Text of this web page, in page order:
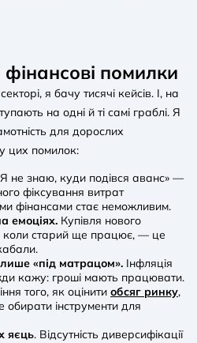
помилки
я бачу тисячі кейсів. І, на
на одні й ті самі граблі. Я
для дорослих
цих помилок:
не знаю, куди подівся аванс» —
фіксування витрат
фінансами стає неможливим.
емоціях. Купівля нового
коли старий ще працює, — це
«під матрацом». Інфляція
кажу: гроші мають працювати.
того, як оцінити обcяг ринку,
інструменти для
яєць. Відсутність диверсифікації